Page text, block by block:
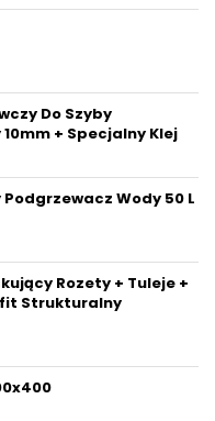
Do Szyby
+ Specjalny Klej
Wody 50 L
Rozety + Tuleje +
Strukturalny